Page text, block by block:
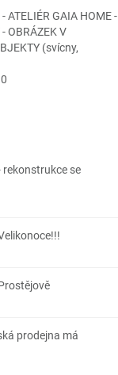
ATELIÉR GAIA HOME -
OBRÁZEK V
(svícny,
rekonstrukce se
prodejna má